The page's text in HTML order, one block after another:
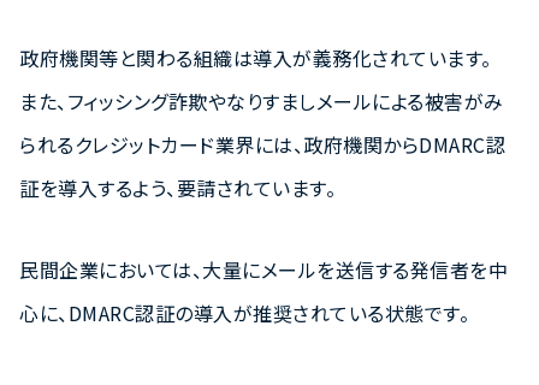
政府機関等と関わる組織は導入が義務化されています。
また、フィッシング詐欺やなりすましメールによる被害がみ
られるクレジットカード業界には、政府機関からDMARC認
証を導入するよう、要請されています。
民間企業においては、大量にメールを送信する発信者を中
心に、DMARC認証の導入が推奨されている状態です。